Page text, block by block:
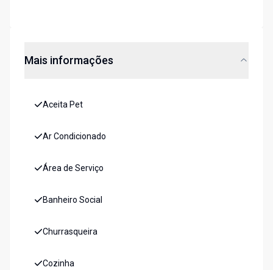
Mais informações
Aceita Pet
Ar Condicionado
Área de Serviço
Banheiro Social
Churrasqueira
Cozinha